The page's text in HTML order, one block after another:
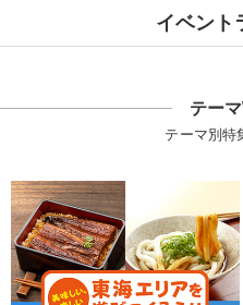
イベント
テー
テーマ別特